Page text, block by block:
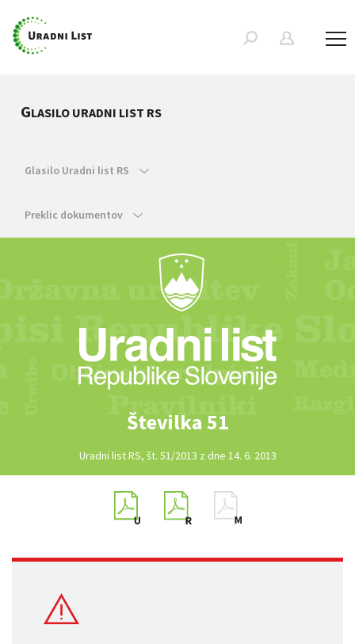
GLASILO URADNI LIST RS
Glasilo Uradni list RS
Preklic dokumentov
Številka 51
Uradni list RS, št. 51/2013 z dne 14. 6. 2013